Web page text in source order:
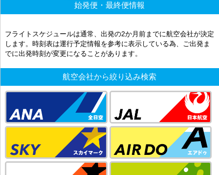
始発便・最終便情報
フライトスケジュールは通常、出発の2か月前までに航空会社が決定
します。時刻表は運行予定情報を参考に表示している為、ご出発ま
でに出発時刻が変更になることがあります。
航空会社から絞り込み検索